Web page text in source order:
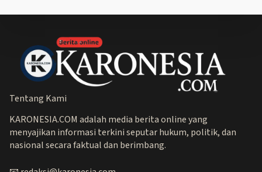
Tentang Kami
KARONESIA.COM adalah media berita online yang
menyajikan informasi terkini seputar hukum, politik, dan
nasional secara faktual dan berimbang.